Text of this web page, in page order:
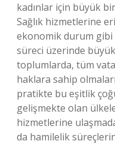
kadınlar için büyük
Sağlık hizmetlerine
ekonomik durum gibi
süreci üzerinde
toplumlarda, tüm
haklara sahip
pratikte bu eşitlik
gelişmekte olan
hizmetlerine
da hamilelik